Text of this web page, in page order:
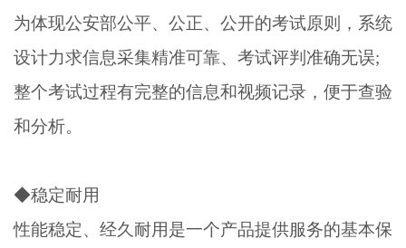
为体现公安部公平、公正、公开的考试原则，系统
设计力求信息采集精准可靠、考试评判准确无误;
整个考试过程有完整的信息和视频记录，便于查验
和分析。
◆稳定耐用
性能稳定、经久耐用是一个产品提供服务的基本保